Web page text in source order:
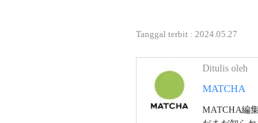
Tanggal terbit : 2024.05.27
Ditulis oleh
MATCHA
MATCHA編